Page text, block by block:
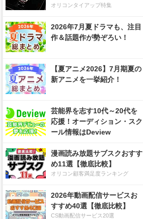
オリコンタイアップ特集
2026年7月夏ドラマも、注目
作＆話題作が勢ぞろい！
【夏アニメ2026】7月期夏の
新アニメを一挙紹介！
芸能界を志す10代～20代を
応援！オーディション・スク
ール情報はDeview
漫画読み放題サブスクおすす
め11選【徹底比較】
オリコン顧客満足度ランキング
2026年動画配信サービスお
すすめ40選【徹底比較】
CS動画配信サービス20選